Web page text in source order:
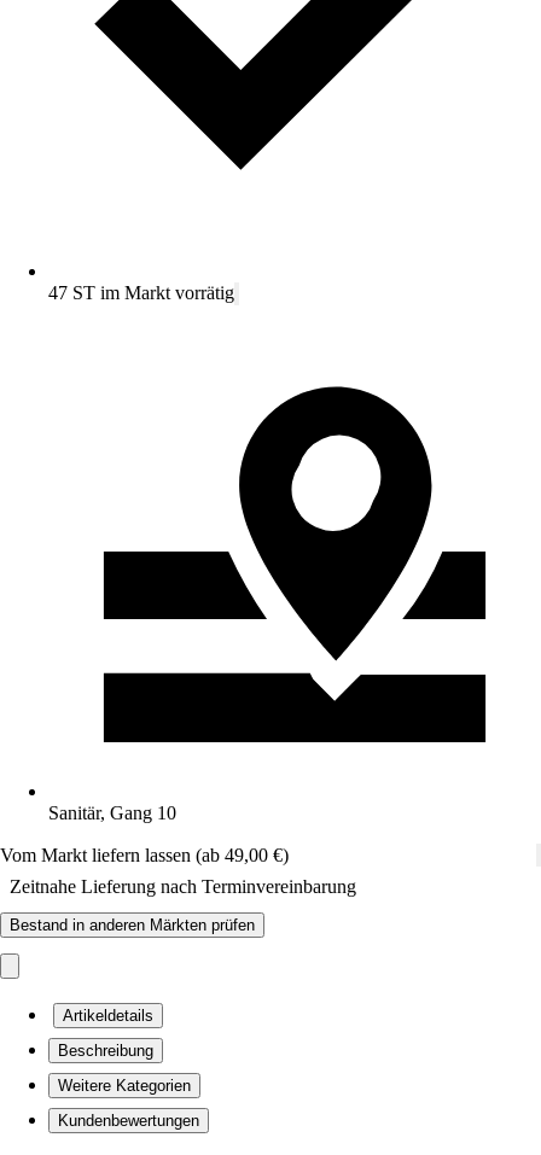
47 ST im Markt vorrätig
Sanitär, Gang 10
Vom Markt liefern lassen (ab 49,00 €)
Zeitnahe Lieferung nach Terminvereinbarung
Bestand in anderen Märkten prüfen
Artikeldetails
Beschreibung
Weitere Kategorien
Kundenbewertungen